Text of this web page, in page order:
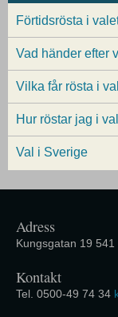
Förtidsrösta i
Vad händer efter
Vilka får rösta i
Hur röstar jag i
Val i Sverige
Adress
Kungsgatan 19 541
Kontakt
Tel. 0500-49 74 34